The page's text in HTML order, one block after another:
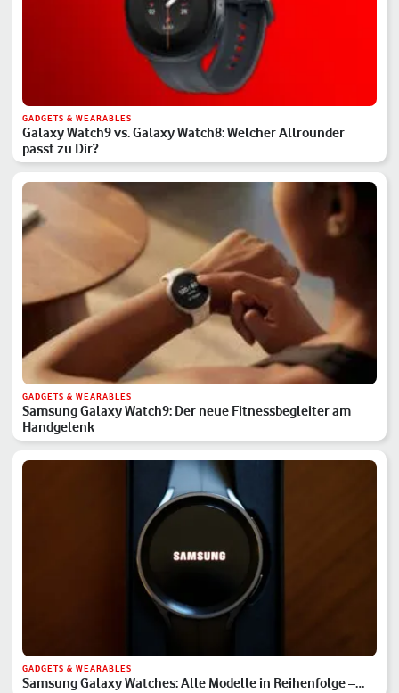
GADGETS & WEARABLES
Galaxy Watch9 vs. Galaxy Watch8: Welcher Allrounder
passt zu Dir?
GADGETS & WEARABLES
Samsung Galaxy Watch9: Der neue Fitnessbegleiter am
Handgelenk
GADGETS & WEARABLES
Samsung Galaxy Watches: Alle Modelle in Reihenfolge –